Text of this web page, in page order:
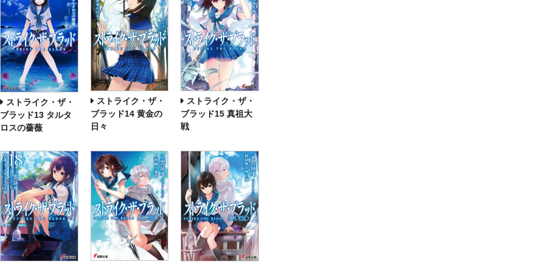
ストライク・ザ・
ブラッド13 タルタ
ロスの薔薇
ストライク・ザ・
ブラッド14 黄金の
日々
ストライク・ザ・
ブラッド15 真祖大
戦